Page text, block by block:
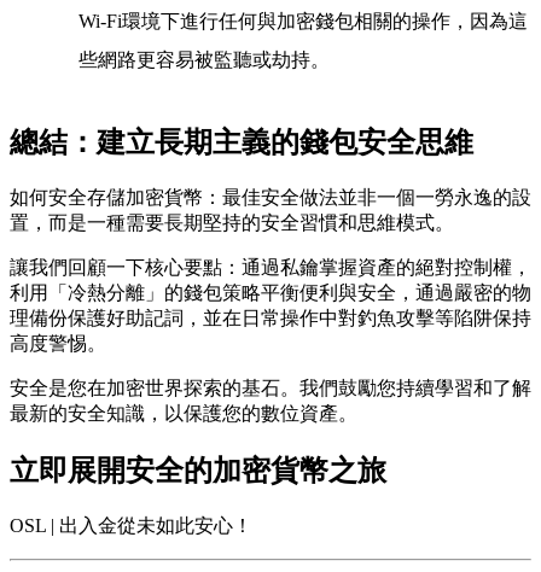
Wi-Fi環境下進行任何與加密錢包相關的操作，因為這
些網路更容易被監聽或劫持。
總結：建立長期主義的錢包安全思維
如何安全存儲加密貨幣：最佳安全做法並非一個一勞永逸的設
置，而是一種需要長期堅持的安全習慣和思維模式。
讓我們回顧一下核心要點：通過私鑰掌握資產的絕對控制權，
利用「冷熱分離」的錢包策略平衡便利與安全，通過嚴密的物
理備份保護好助記詞，並在日常操作中對釣魚攻擊等陷阱保持
高度警惕。
安全是您在加密世界探索的基石。我們鼓勵您持續學習和了解
最新的安全知識，以保護您的數位資產。
立即展開安全的加密貨幣之旅
OSL | 出入金從未如此安心！